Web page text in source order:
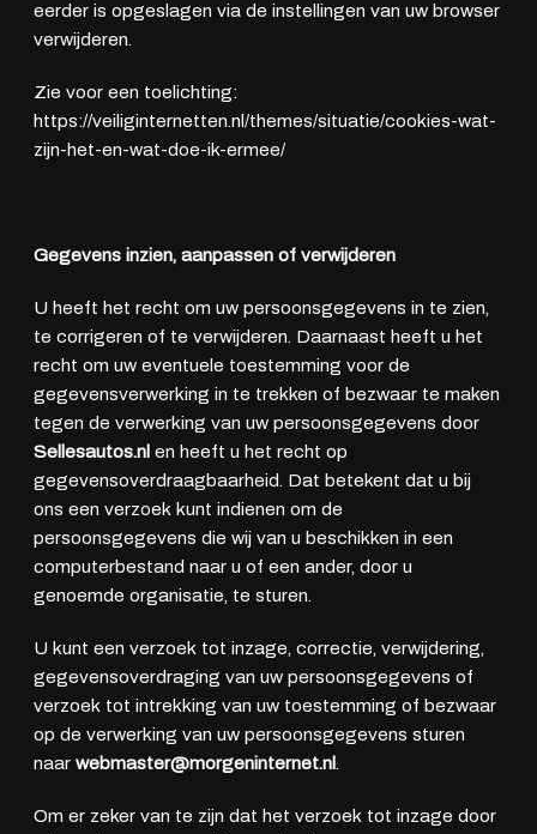
eerder is opgeslagen via de instellingen van uw browser
verwijderen.
Zie voor een toelichting:
https://veiliginternetten.nl/themes/situatie/cookies-wat-
zijn-het-en-wat-doe-ik-ermee/
Gegevens inzien, aanpassen of verwijderen
U heeft het recht om uw persoonsgegevens in te zien,
te corrigeren of te verwijderen. Daarnaast heeft u het
recht om uw eventuele toestemming voor de
gegevensverwerking in te trekken of bezwaar te maken
tegen de verwerking van uw persoonsgegevens door
Sellesautos.nl en heeft u het recht op
gegevensoverdraagbaarheid. Dat betekent dat u bij
ons een verzoek kunt indienen om de
persoonsgegevens die wij van u beschikken in een
computerbestand naar u of een ander, door u
genoemde organisatie, te sturen.
U kunt een verzoek tot inzage, correctie, verwijdering,
gegevensoverdraging van uw persoonsgegevens of
verzoek tot intrekking van uw toestemming of bezwaar
op de verwerking van uw persoonsgegevens sturen
naar webmaster@morgeninternet.nl .
Om er zeker van te zijn dat het verzoek tot inzage door